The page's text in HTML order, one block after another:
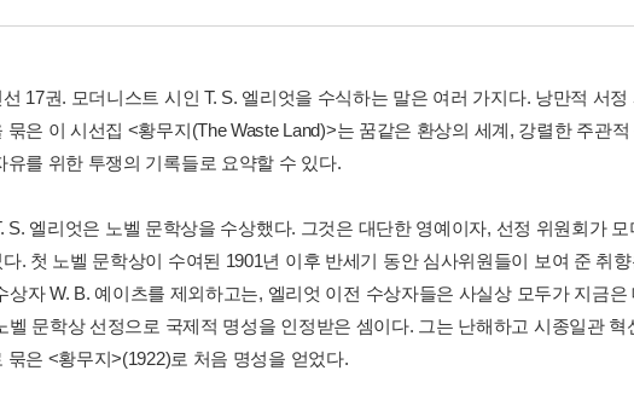
17권. 모더니스트 시인 T. S. 엘리엇을 수식하는 말은 여러 가지다. 낭만적 서
묶은 이 시선집 <황무지(The Waste Land)>는 꿈같은 환상의 세계, 강렬한 주관
유를 위한 투쟁의 기록들로 요약할 수 있다.
S. 엘리엇은 노벨 문학상을 수상했다. 그것은 대단한 영예이자, 선정 위원회가
. 첫 노벨 문학상이 수여된 1901년 이후 반세기 동안 심사위원들이 보여 준 취
상자 W. B. 예이츠를 제외하고는, 엘리엇 이전 수상자들은 사실상 모두가 지금
벨 문학상 선정으로 국제적 명성을 인정받은 셈이다. 그는 난해하고 시종일관
묶은 <황무지>(1922)로 처음 명성을 얻었다.